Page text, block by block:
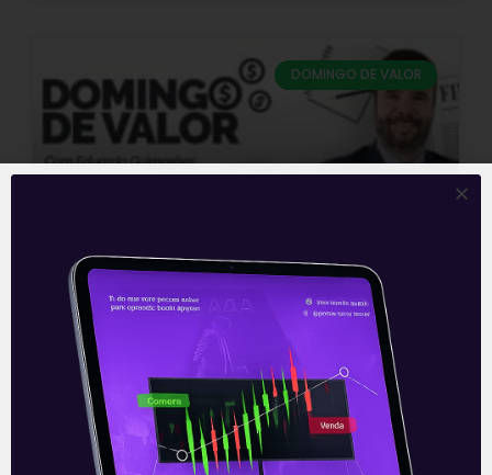
DOMINGO DE VALOR
Como se proteger da alta das
taxas de juros nos EUA? |
Domingo de Valor
Na coluna de hoje, vou falar sobre o